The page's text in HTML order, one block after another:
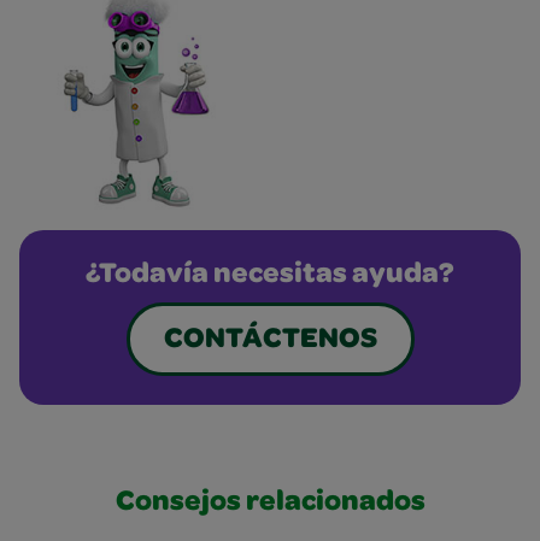
¿Todavía necesitas ayuda?
CONTÁCTENOS
Consejos relacionados